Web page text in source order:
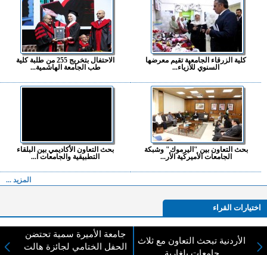
كلية الزرقاء الجامعية تقيم معرضها
السنوي للأزياء...
الاحتفال بتخريج 255 من طلبة كلية
طب الجامعة الهاشمية...
بحث التعاون بين "اليرموك" وشبكة
الجامعات الأميركية الأر...
بحث التعاون الأكاديمي بين البلقاء
التطبيقية والجامعات ا...
المزيد ...
اختيارات القراء
الأردنية تبحث التعاون مع ثلاث
جامعة الأميرة سمية تحتضن
الحفل الختامي لجائزة هالت